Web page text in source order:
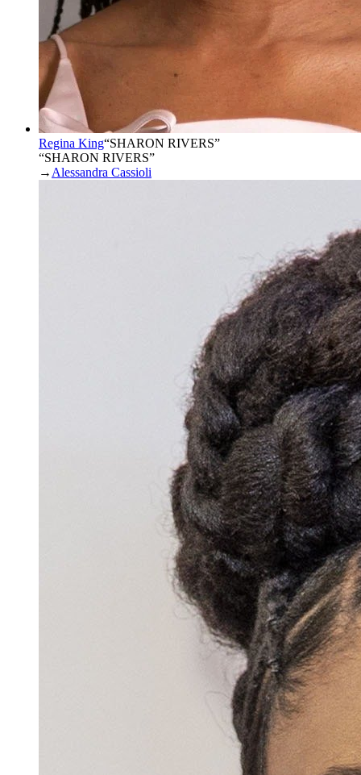
Regina King“SHARON RIVERS”
“SHARON RIVERS”
→ Alessandra Cassioli